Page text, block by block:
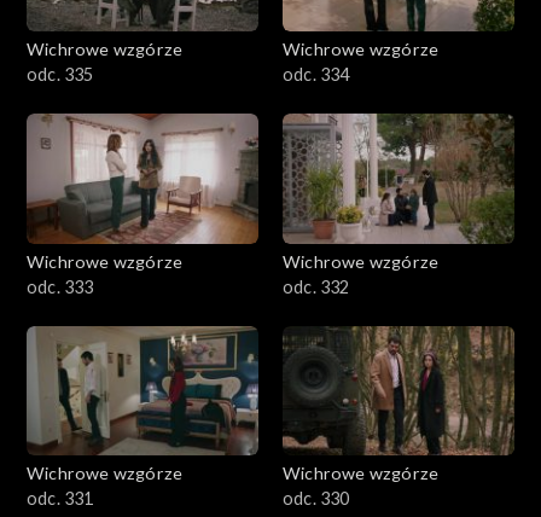
Wichrowe wzgórze
odc. 335
Wichrowe wzgórze
odc. 334
Wichrowe wzgórze
odc. 333
Wichrowe wzgórze
odc. 332
Wichrowe wzgórze
odc. 331
Wichrowe wzgórze
odc. 330